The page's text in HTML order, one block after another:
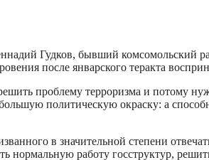
Гудков, бывший
после январского теракта
проблему терроризма и потому
политическую окраску: а
в значительной степени
нормальную работу госструктур,